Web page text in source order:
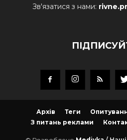
Зв'язатися з нами:
Архів Теги
З питань реклами